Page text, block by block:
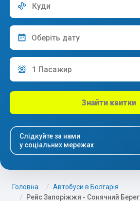
Куди
1 Пасажир
Знайти квитки
Слідкуйте за нами
у соціальних мережах
Головна
Автобуси в Болгарія
Рейс Запоріжжя - Сонячний Берег